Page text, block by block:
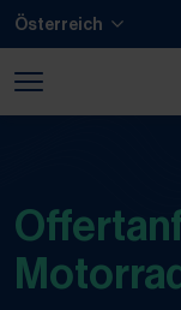
Zum Hauptinhalt
Zum Footer springen
Österreich
Zum Ende der
Zum Beginn der